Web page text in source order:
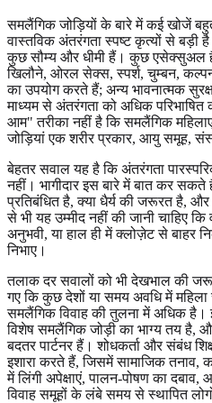
समलैंगिक जोड़ियों के बारे में कई खोजें
वास्तविक अंतरंगता स्पष्ट कृत्यों से बड़ी
कुछ सौम्य और धीमी हैं। कुछ एसेक्सुअल
खिलौने, ओरल सेक्स, स्पर्श, चुम्बन,
का उपयोग करते हैं; अन्य भावनात्मक
माध्यम से अंतरंगता को अधिक
आम" तरीका नहीं है कि समलैंगिक
जोड़ियां एक शरीर प्रकार, आयु समूह,
बेहतर सवाल यह है कि अंतरंगता
नहीं। भागीदार इस बारे में बात कर सकते
प्रतिबंधित है, क्या धैर्य की जरूरत है,
से भी यह उम्मीद नहीं की जानी चाहिए
अनुभवी, या हाल ही में क्लोज़ेट से बाहर
निभाए।
तलाक दर सवालों को भी देखभाल की
गए कि कुछ देशों या समय अवधि में
समलैंगिक विवाह की तुलना में अधिक
विशेष समलैंगिक जोड़ी का भाग्य तय है,
बदतर पार्टनर हैं। शोधकर्ता और संबंध
इशारा करते हैं, जिसमें सामाजिक तनाव,
में लिंगी अपेक्षाएं, पालन-पोषण का दबाव,
विवाह समूहों के लंबे समय से स्थापित